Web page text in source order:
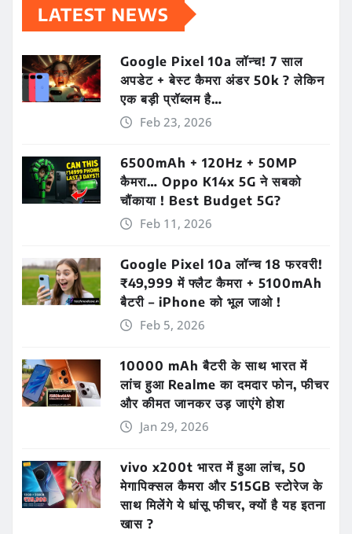
LATEST NEWS
Google Pixel 10a लॉन्च! 7 साल
अपडेट + बेस्ट कैमरा अंडर 50k ? लेकिन
एक बड़ी प्रॉब्लम है…
Feb 23, 2026
6500mAh + 120Hz + 50MP
कैमरा… Oppo K14x 5G ने सबको
चौंकाया ! Best Budget 5G?
Feb 11, 2026
Google Pixel 10a लॉन्च 18 फरवरी!
₹49,999 में फ्लैट कैमरा + 5100mAh
बैटरी – iPhone को भूल जाओ !
Feb 5, 2026
10000 mAh बैटरी के साथ भारत में
लांच हुआ Realme का दमदार फोन, फीचर
और कीमत जानकर उड़ जाएंगे होश
Jan 29, 2026
vivo x200t भारत में हुआ लांच, 50
मेगापिक्सल कैमरा और 515GB स्टोरेज के
साथ मिलेंगे ये धांसू फीचर, क्यों है यह इतना
खास ?